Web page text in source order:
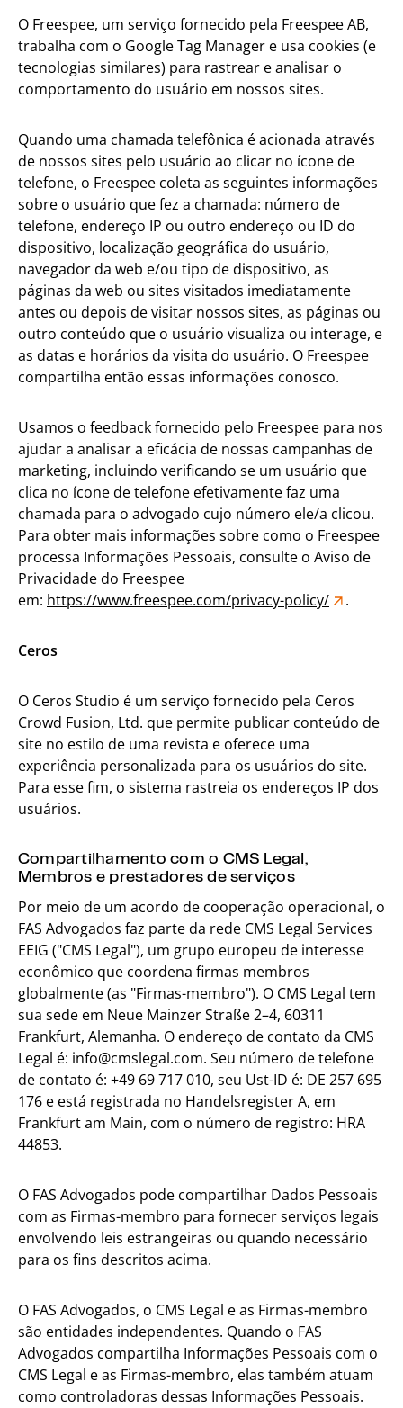
O Freespee, um serviço fornecido pela Freespee AB,
trabalha com o Google Tag Manager e usa cookies (e
tecnologias similares) para rastrear e analisar o
comportamento do usuário em nossos sites.
Quando uma chamada telefônica é acionada através
de nossos sites pelo usuário ao clicar no ícone de
telefone, o Freespee coleta as seguintes informações
sobre o usuário que fez a chamada: número de
telefone, endereço IP ou outro endereço ou ID do
dispositivo, localização geográfica do usuário,
navegador da web e/ou tipo de dispositivo, as
páginas da web ou sites visitados imediatamente
antes ou depois de visitar nossos sites, as páginas ou
outro conteúdo que o usuário visualiza ou interage, e
as datas e horários da visita do usuário. O Freespee
compartilha então essas informações conosco.
Usamos o feedback fornecido pelo Freespee para nos
ajudar a analisar a eficácia de nossas campanhas de
marketing, incluindo verificando se um usuário que
clica no ícone de telefone efetivamente faz uma
chamada para o advogado cujo número ele/a clicou.
Para obter mais informações sobre como o Freespee
processa Informações Pessoais, consulte o Aviso de
Privacidade do Freespee
em: https://www.freespee.com/privacy-policy/ .
Ceros
O Ceros Studio é um serviço fornecido pela Ceros
Crowd Fusion, Ltd. que permite publicar conteúdo de
site no estilo de uma revista e oferece uma
experiência personalizada para os usuários do site.
Para esse fim, o sistema rastreia os endereços IP dos
usuários.
Compartilhamento com o CMS Legal,
Membros e prestadores de serviços
Por meio de um acordo de cooperação operacional, o
FAS Advogados faz parte da rede CMS Legal Services
EEIG ("CMS Legal"), um grupo europeu de interesse
econômico que coordena firmas membros
globalmente (as "Firmas-membro"). O CMS Legal tem
sua sede em Neue Mainzer Straße 2–4, 60311
Frankfurt, Alemanha. O endereço de contato da CMS
Legal é: info@cmslegal.com. Seu número de telefone
de contato é: +49 69 717 010, seu Ust-ID é: DE 257 695
176 e está registrada no Handelsregister A, em
Frankfurt am Main, com o número de registro: HRA
44853.
O FAS Advogados pode compartilhar Dados Pessoais
com as Firmas-membro para fornecer serviços legais
envolvendo leis estrangeiras ou quando necessário
para os fins descritos acima.
O FAS Advogados, o CMS Legal e as Firmas-membro
são entidades independentes. Quando o FAS
Advogados compartilha Informações Pessoais com o
CMS Legal e as Firmas-membro, elas também atuam
como controladoras dessas Informações Pessoais.